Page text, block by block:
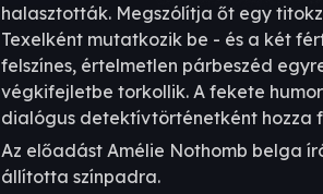
halasztották. Megszólítja őt egy
Texelként mutatkozik be - és a két
felszínes, értelmetlen párbeszéd
végkifejletbe torkollik. A fekete
dialógus detektívtörténetként hozza
Az előadást Amélie Nothomb belga
állította színpadra.